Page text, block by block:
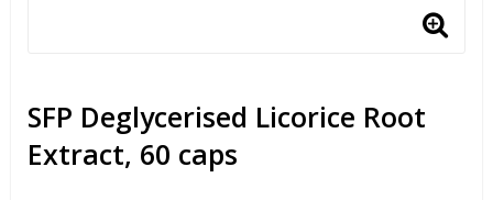
SFP Deglycerised Licorice Root
Extract, 60 caps